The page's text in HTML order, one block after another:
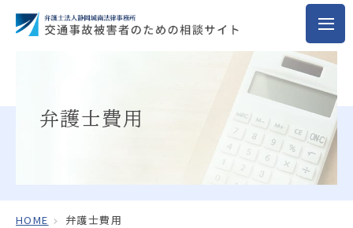
弁護士費用
HOME 弁護士費用